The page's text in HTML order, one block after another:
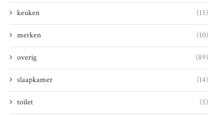
keuken (15)
merken (10)
overig (89)
slaapkamer (14)
toilet (5)